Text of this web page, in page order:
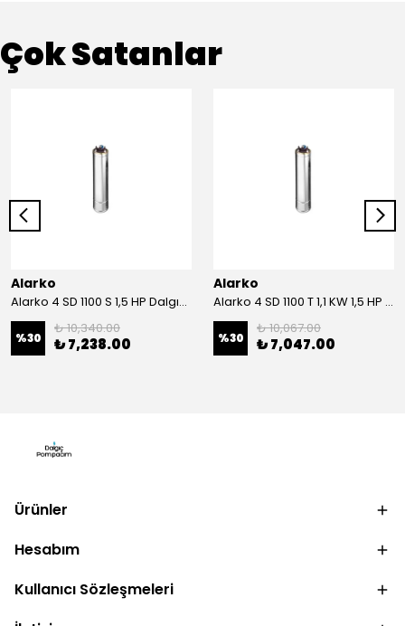
Çok Satanlar
Alarko
Alarko 4 SD 1100 S 1,5 HP Dalgıç Motor
%30
₺ 10,340.00
₺ 7,238.00
Alarko
Alarko 4 SD 1100 T 1,1 KW 1,5 HP Dalgıç Motor
%30
₺ 10,067.00
₺ 7,047.00
Ürünler
Hesabım
Kullanıcı Sözleşmeleri